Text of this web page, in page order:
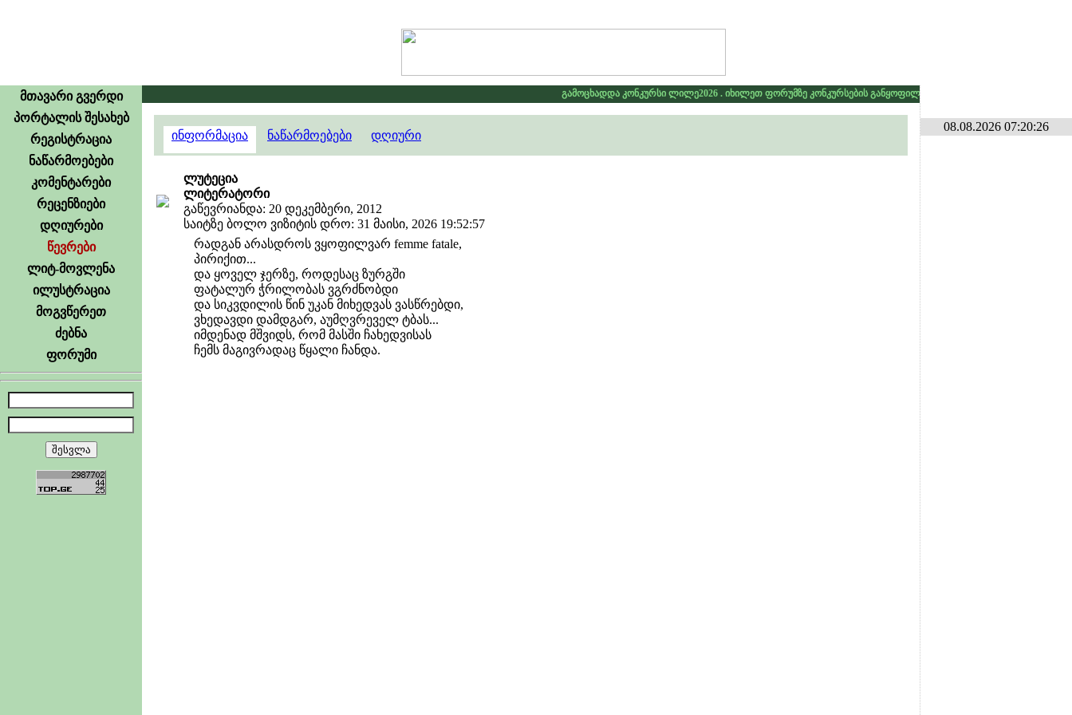
მთავარი გვერდი
პორტალის შესახებ
რეგისტრაცია
ნაწარმოებები
კომენტარები
რეცენზიები
დღიურები
წევრები
ლიტ-მოვლენა
ილუსტრაცია
მოგვწერეთ
ძებნა
ფორუმი
გამოცხადდა კონკურსი ლილე2026 . იხილეთ ფორუმზე კონკურსების განყოფილებაში
ინფორმაცია ნაწარმოებები დღიური
ლუტეცია
ლიტერატორი
გაწევრიანდა: 20 დეკემბერი, 2012
საიტზე ბოლო ვიზიტის დრო: 31 მაისი, 2026 19:52:57
რადგან არასდროს ვყოფილვარ femme fatale,
პირიქით...
და ყოველ ჯერზე, როდესაც ზურგში
ფატალურ ჭრილობას ვგრძნობდი
და სიკვდილის წინ უკან მიხედვას ვასწრებდი,
ვხედავდი დამდგარ, აუმღვრეველ ტბას...
იმდენად მშვიდს, რომ მასში ჩახედვისას
ჩემს მაგივრადაც წყალი ჩანდა.
08.08.2026 07:20:26